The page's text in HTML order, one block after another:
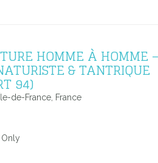
HOMME À HOMME –
& TANTRIQUE
94)
de-France, France
Only